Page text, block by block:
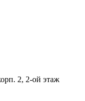
2, 2-ой этаж